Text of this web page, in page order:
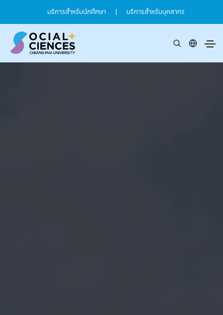
บริการสำหรับนักศึกษา | บริการสำหรับบุคลากร